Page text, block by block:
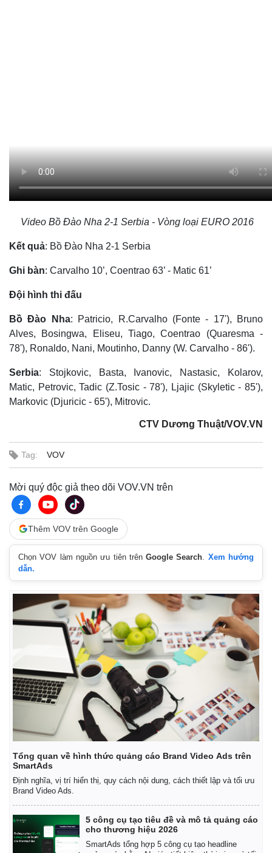
Kinh tế
Giá vàng
Tiêu dùng
Tỷ giá
Giá cà phê
Video Bồ Đào Nha 2-1 Serbia - Vòng loại EURO 2016
Kết quả: Bồ Đào Nha 2-1 Serbia
Ghi bàn: Carvalho 10’, Coentrao 63’ - Matic 61’
Đội hình thi đấu
Bồ Đào Nha: Patricio, R.Carvalho (Fonte - 17'), Bruno
Alves, Bosingwa, Eliseu, Tiago, Coentrao (Quaresma -
78'), Ronaldo, Nani, Moutinho, Danny (W. Carvalho - 86').
Serbia: Stojkovic, Basta, Ivanovic, Nastasic, Kolarov,
Matic, Petrovic, Tadic (Z.Tosic - 78'), Ljajic (Skyletic - 85'),
Markovic (Djuricic - 65'), Mitrovic.
CTV Dương Thuật/VOV.VN
Tag: VOV
Mời quý độc giả theo dõi VOV.VN trên
Thêm VOV trên Google
Chọn VOV làm nguồn ưu tiên trênGoogle Search
Xem hướng
dẫn.
Tổng quan về hình thức quảng cáo Brand Video Ads trên
SmartAds
Định nghĩa, vị trí hiển thị, quy cách nội dung, cách thiết lập và tối ưu
Brand Video Ads.
5 công cụ tạo tiêu đề và mô tả quảng cáo
cho thương hiệu 2026
SmartAds tổng hợp 5 công cụ tạo headline